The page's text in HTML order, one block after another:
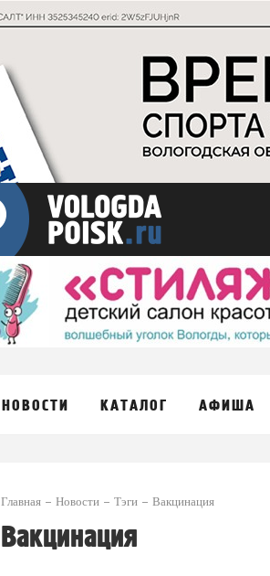
НОВОСТИ КАТАЛОГ АФИША
Главная Новости Тэги Вакцинация
Вакцинация